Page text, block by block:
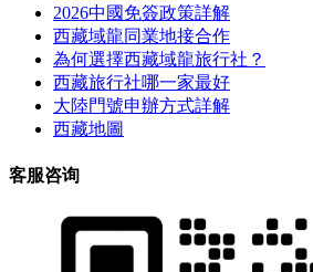
2026中國免簽政策詳解
西藏域龍同業地接合作
為何選擇西藏域龍旅行社？
西藏旅行社哪一家最好
大陸門號申辦方式詳解
西藏地圖
客服咨询